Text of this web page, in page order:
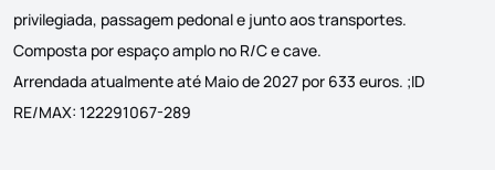
privilegiada, passagem pedonal e junto aos transportes.
Composta por espaço amplo no R/C e cave.
Arrendada atualmente até Maio de 2027 por 633 euros. ;ID
RE/MAX: 122291067-289